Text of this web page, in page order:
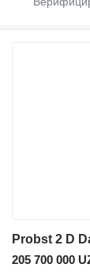
Probst 2 D
205 700 000